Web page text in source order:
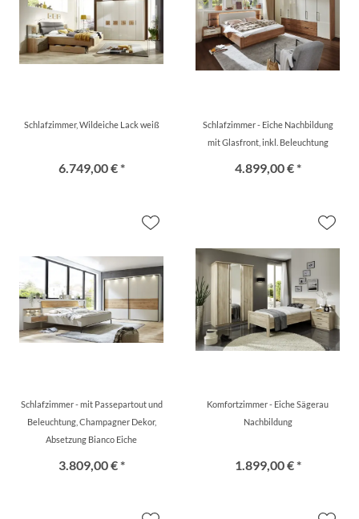
Schlafzimmer, Wildeiche Lack weiß
6.749,00 € *
Schlafzimmer - Eiche Nachbildung
mit Glasfront, inkl. Beleuchtung
4.899,00 € *
Schlafzimmer - mit Passepartout und
Beleuchtung, Champagner Dekor,
Absetzung Bianco Eiche
3.809,00 € *
Komfortzimmer - Eiche Sägerau
Nachbildung
1.899,00 € *